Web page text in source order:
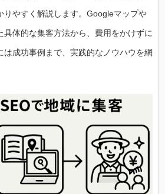
りやすく解説します。Googleマップや
具体的な集客方法から、費用をかけずに
は成功事例まで、実践的なノウハウを網